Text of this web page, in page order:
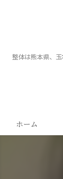
整体は熊本県、
ホーム